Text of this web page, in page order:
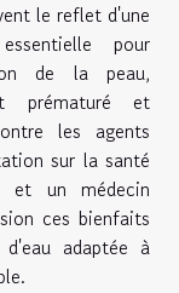
le reflet d'une
pour
de la peau,
prématuré et
les agents
sur la santé
et un médecin
ces bienfaits
adaptée à